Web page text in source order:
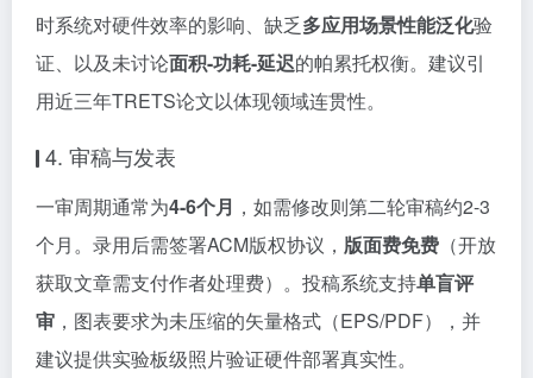
时系统对硬件效率的影响、缺乏多应用场景性能泛化验
证、以及未讨论面积-功耗-延迟的帕累托权衡。建议引
用近三年TRETS论文以体现领域连贯性。
4. 审稿与发表
一审周期通常为4-6个月 ，如需修改则第二轮审稿约2-3
个月。录用后需签署ACM版权协议， 版面费免费 （开放
获取文章需支付作者处理费）。投稿系统支持单盲评
审 ，图表要求为未压缩的矢量格式（EPS/PDF），并
建议提供实验板级照片验证硬件部署真实性。